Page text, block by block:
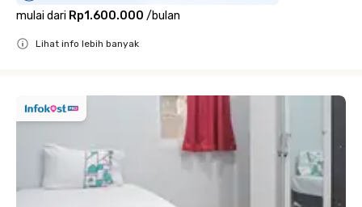
mulai dari Rp1.600.000 /bulan
Lihat info lebih banyak